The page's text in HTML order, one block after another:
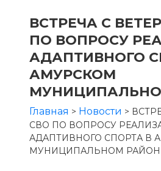
ВСТРЕЧА С
ПО ВОПРОСУ
АДАПТИВНОГО
АМУРСКОМ
Главная > Новости >
СВО ПО ВОПРОСУ
АДАПТИВНОГО СПОРТА В
МУНИЦИПАЛЬНОМ